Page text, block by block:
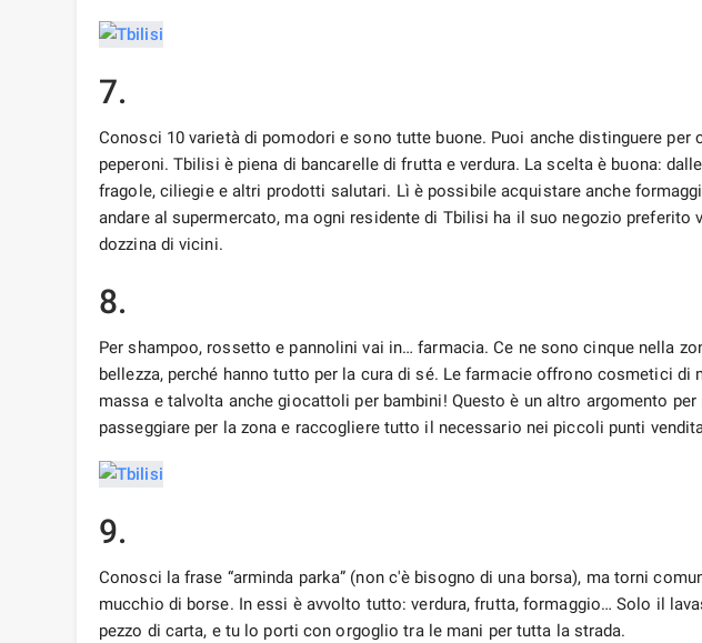
7.
Conosci 10 varietà di pomodori e sono tutte buone. Puoi anche distinguere
peperoni. Tbilisi è piena di bancarelle di frutta e verdura. La scelta è buona:
fragole, ciliegie e altri prodotti salutari. Lì è possibile acquistare anche
andare al supermercato, ma ogni residente di Tbilisi ha il suo negozio preferito
dozzina di vicini.
8.
Per shampoo, rossetto e pannolini vai in… farmacia. Ce ne sono cinque nella
bellezza, perché hanno tutto per la cura di sé. Le farmacie offrono cosmetici di
massa e talvolta anche giocattoli per bambini! Questo è un altro argomento
passeggiare per la zona e raccogliere tutto il necessario nei piccoli punti
9.
Conosci la frase “arminda parka” (non c'è bisogno di una borsa), ma torni
mucchio di borse. In essi è avvolto tutto: verdura, frutta, formaggio… Solo il
pezzo di carta, e tu lo porti con orgoglio tra le mani per tutta la strada.